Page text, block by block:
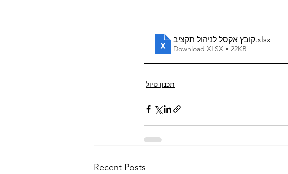
קובץ אקסל לניהול תקציב.xlsx
Download XLSX • 22KB
תכנון טיול
Recent Posts